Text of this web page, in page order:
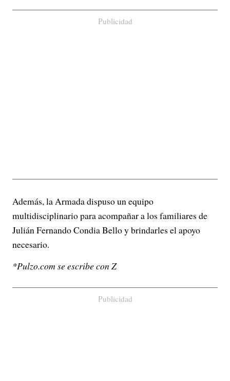
Publicidad
Además, la Armada dispuso un equipo
multidisciplinario para acompañar a los familiares de
Julián Fernando Condia Bello y brindarles el apoyo
necesario.
*Pulzo.com se escribe con Z
Publicidad